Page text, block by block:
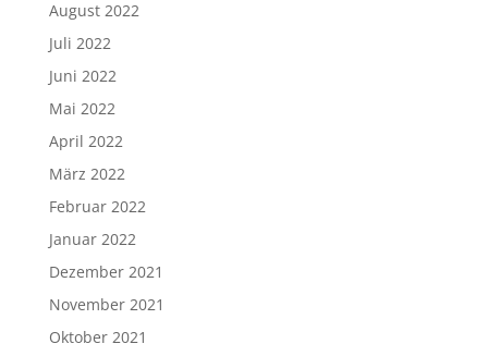
August 2022
Juli 2022
Juni 2022
Mai 2022
April 2022
März 2022
Februar 2022
Januar 2022
Dezember 2021
November 2021
Oktober 2021